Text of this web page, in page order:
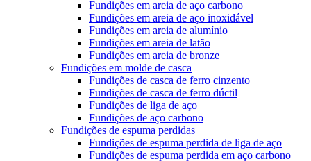
Fundições em areia de aço carbono
Fundições em areia de aço inoxidável
Fundições em areia de alumínio
Fundições em areia de latão
Fundições em areia de bronze
Fundições em molde de casca
Fundições de casca de ferro cinzento
Fundições de casca de ferro dúctil
Fundições de liga de aço
Fundições de aço carbono
Fundições de espuma perdidas
Fundições de espuma perdida de liga de aço
Fundições de espuma perdida em aço carbono